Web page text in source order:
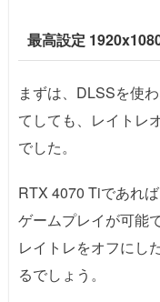
最高設定
まずは、DLSSを使
てしても、レイトレ
でした。
RTX 4070 Tiであれ
ゲームプレイが可能
レイトレをオフにし
るでしょう。